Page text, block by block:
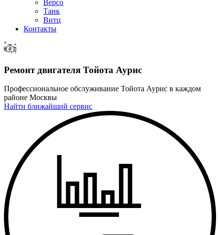
Версо
Танк
Витц
Контакты
Ремонт двигателя Тойота Аурис
Профессиональное обслуживание Тойота Аурис в каждом
районе Москвы
Найти ближайший сервис